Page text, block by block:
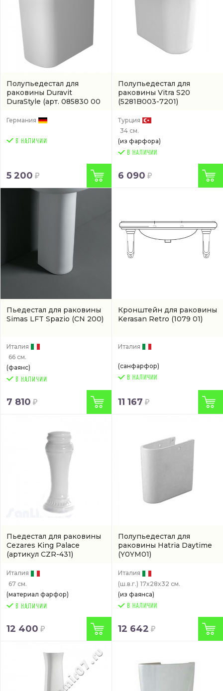
Полупьедестал для
раковины Duravit
DuraStyle (арт. 085830 00
Германия
5 200
Полупьедестал для
раковины Vitra S20
(5281B003-7201)
Турция
34 см.
(из фарфора)
В НАЛИЧИИ
6 090
Пьедестал для раковины
Simas LFT Spazio (CN 200)
Италия
66 см.
(фаянс)
7 810
Кронштейн для раковины
Kerasan Retro (1079 01)
Италия
(санфарфор)
В НАЛИЧИИ
11 167
Пьедестал для раковины
Cezares King Palace
(артикул CZR-431)
Италия
67 см.
(материал фарфор)
12 400
Полупьедестал для
раковины Hatria Daytime
(Y0YM01)
Италия
(ш.в.г.) 17x28x32 см.
(из фаянса)
В НАЛИЧИИ
12 642